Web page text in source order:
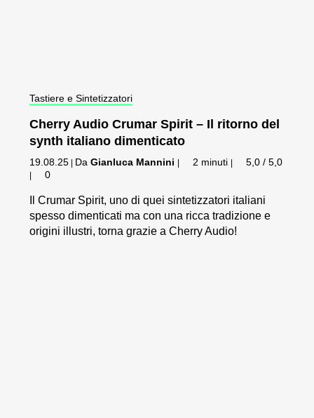
Tastiere e Sintetizzatori
Cherry Audio Crumar Spirit – Il ritorno del
synth italiano dimenticato
19.08.25 DaGianluca Mannini 2 minuti 5,0 / 5,0
0
Il Crumar Spirit, uno di quei sintetizzatori italiani
spesso dimenticati ma con una ricca tradizione e
origini illustri, torna grazie a Cherry Audio!